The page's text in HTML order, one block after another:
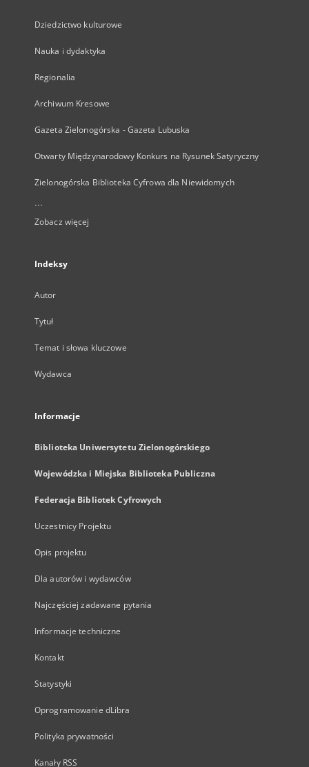
Dziedzictwo kulturowe
Nauka i dydaktyka
Regionalia
Archiwum Kresowe
Gazeta Zielonogórska - Gazeta Lubuska
Otwarty Międzynarodowy Konkurs na Rysunek Satyryczny
Zielonogórska Biblioteka Cyfrowa dla Niewidomych
...
Zobacz więcej
Indeksy
Autor
Tytuł
Temat i słowa kluczowe
Wydawca
Informacje
Biblioteka Uniwersytetu Zielonogórskiego
Wojewódzka i Miejska Biblioteka Publiczna
Federacja Bibliotek Cyfrowych
Uczestnicy Projektu
Opis projektu
Dla autorów i wydawców
Najczęściej zadawane pytania
Informacje techniczne
Kontakt
Statystyki
Oprogramowanie dLibra
Polityka prywatności
Kanały RSS